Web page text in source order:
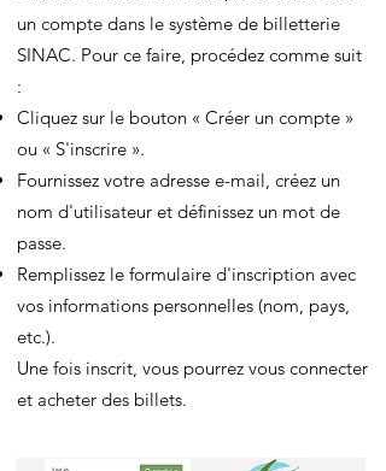
un compte dans le système de billetterie
SINAC. Pour ce faire, procédez comme suit
:
Cliquez sur le bouton « Créer un compte »
ou « S'inscrire ».
Fournissez votre adresse e-mail, créez un
nom d'utilisateur et définissez un mot de
passe.
Remplissez le formulaire d'inscription avec
vos informations personnelles (nom, pays,
etc.).
Une fois inscrit, vous pourrez vous connecter
et acheter des billets.